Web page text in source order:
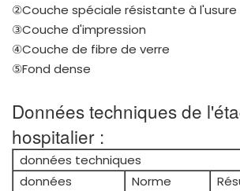
②Couche spéciale résistante à l'usure
③Couche d'impression
④Couche de fibre de verre
⑤Fond dense
Données techniques de
hospitalier :
données techniques
données
Norme